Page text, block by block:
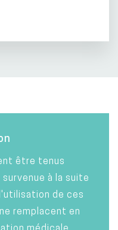
être tenus
à la suite
de ces
remplacent en
médicale.